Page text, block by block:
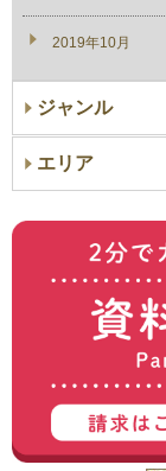
2019年10月
ジャンル
エリア